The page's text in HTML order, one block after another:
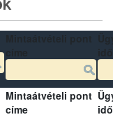
Mintaátvételi pont
címe
idő